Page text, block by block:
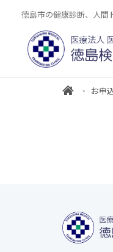
徳島市の健康診断、人間
お申